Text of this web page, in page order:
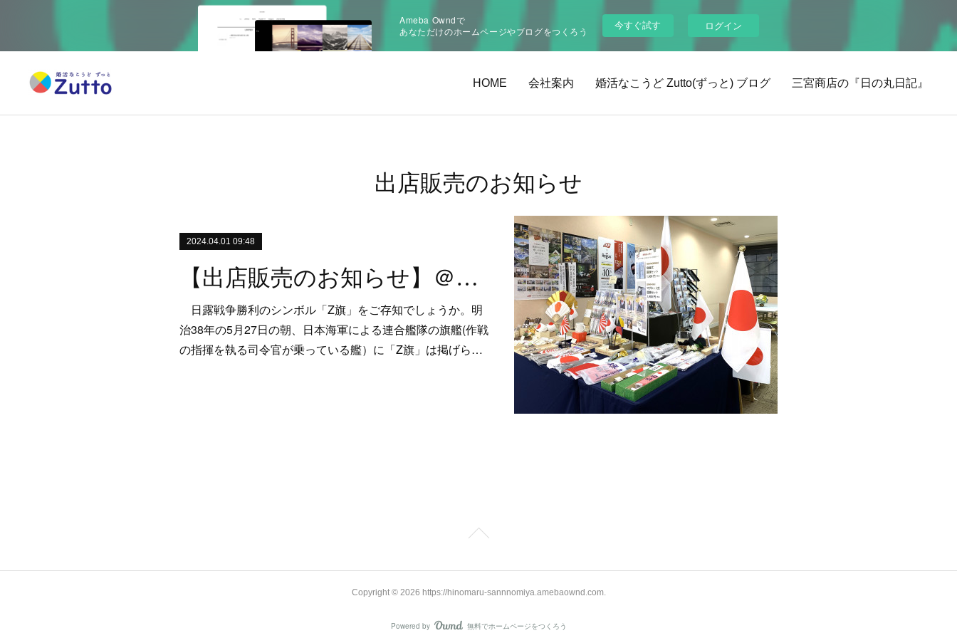
Ameba Owndで
あなただけのホームページやブログをつくろう
今すぐ試す ログイン
HOME 会社案内 婚活なこうど Zutto(ずっと) ブログ 三宮商店の『日の丸日記』
出店販売のお知らせ
2024.04.01 09:48
【出店販売のお知らせ】＠筥崎宮
日露戦争勝利のシンボル「Z旗」をご存知でしょうか。明
治38年の5月27日の朝、日本海軍による連合艦隊の旗艦(作戦
の指揮を執る司令官が乗っている艦）に「Z旗」は掲げら…
Copyright © 2026 https://hinomaru-sannnomiya.amebaownd.com.
Powered by AmebaOwnd
無料でホームページをつくろう